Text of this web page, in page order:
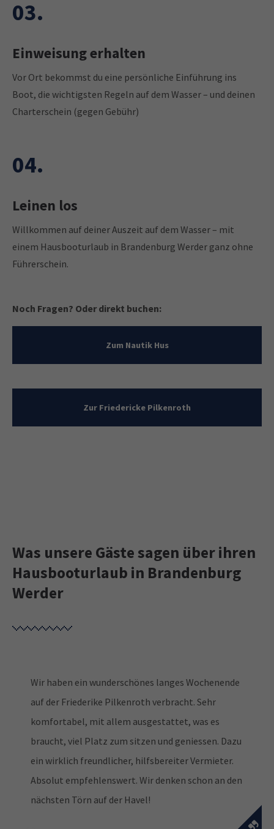
03.
Einweisung erhalten
Vor Ort bekommst du eine persönliche Einführung ins
Boot, die wichtigsten Regeln auf dem Wasser – und deinen
Charterschein (gegen Gebühr)
04.
Leinen los
Willkommen auf deiner Auszeit auf dem Wasser – mit
einem Hausbooturlaub in Brandenburg Werder ganz ohne
Führerschein.
Noch Fragen? Oder direkt buchen:
Zum Nautik Hus
Zur Friedericke Pilkenroth
Was unsere Gäste sagen über ihren
Hausbooturlaub in Brandenburg
Werder
Wir haben ein wunderschönes langes Wochenende
auf der Friederike Pilkenroth verbracht. Sehr
komfortabel, mit allem ausgestattet, was es
braucht, viel Platz zum sitzen und geniessen. Dazu
ein wirklich freundlicher, hilfsbereiter Vermieter.
Absolut empfehlenswert. Wir denken schon an den
nächsten Törn auf der Havel!